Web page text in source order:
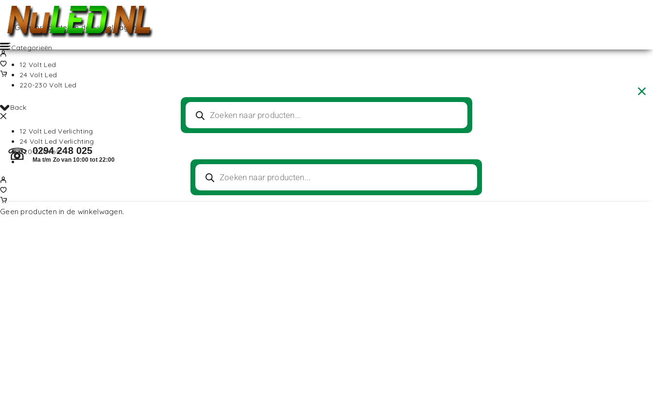
Geen producten in de winkelwagen.
Back
12 Volt Led Verlichting
24 Volt Led Verlichting
220-230Volt
Categorieën
12 Volt Led
24 Volt Led
220-230 Volt Led
☏ 0294 248 025
Ma t/m Zo van 10:00 tot 22:00
Geen producten in de winkelwagen.